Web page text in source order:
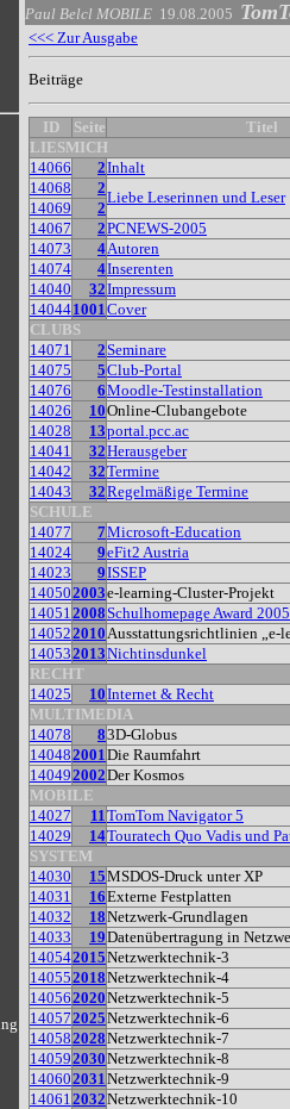
Paul Belcl MOBILE 19.08.2005
<<< Zur Ausgabe
Beiträge
ID Seite
Titel
LIESMICH
14066
2Inhalt
14068
2
Liebe Leserinnen und Leser
14069
2
14067
2PCNEWS-2005
14073
4Autoren
14074
4Inserenten
14040
32Impressum
140441001Cover
CLUBS
14071
2Seminare
14075
5Club-Portal
14076
6Moodle-Testinstallation
14026
10Online-Clubangebote
14028
13portal.pcc.ac
14041
32Herausgeber
14042
32Termine
14043
32Regelmäßige Termine
SCHULE
14077
7Microsoft-Education
14024
9eFit2 Austria
14023
9ISSEP
140502003e-learning-Cluster-Projekt
140512008Schulhomepage Award 2005
140522010Ausstattungsrichtlinien „e-
140532013Nichtinsdunkel
RECHT
14025
10Internet & Recht
MULTIMEDIA
14078
83D-Globus
140482001Die Raumfahrt
140492002Der Kosmos
MOBILE
14027
11TomTom Navigator 5
14029
14Touratech Quo Vadis und
SYSTEM
14030
15MSDOS-Druck unter XP
14031
16Externe Festplatten
14032
18Netzwerk-Grundlagen
14033
19Datenübertragung in
140542015Netzwerktechnik-3
140552018Netzwerktechnik-4
140562020Netzwerktechnik-5
140572025Netzwerktechnik-6
140582028Netzwerktechnik-7
140592030Netzwerktechnik-8
140602031Netzwerktechnik-9
140612032Netzwerktechnik-10